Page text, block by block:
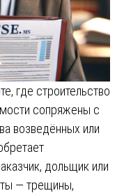
где строительство
сопряжены с
возведённых или
дольщик или
— трещины,